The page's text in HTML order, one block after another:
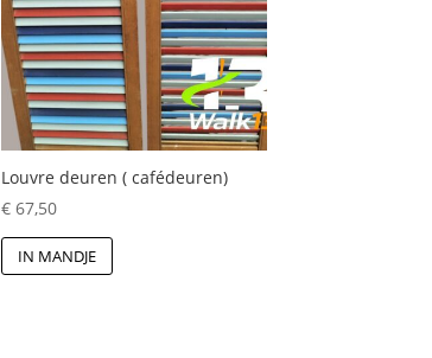
Louvre deuren ( cafédeuren)
€67,50
IN MANDJE